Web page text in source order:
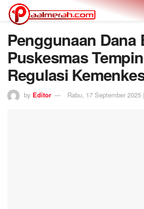
Penggunaan Dana
Puskesmas
Regulasi
by Editor Rabu, 17 September 2025